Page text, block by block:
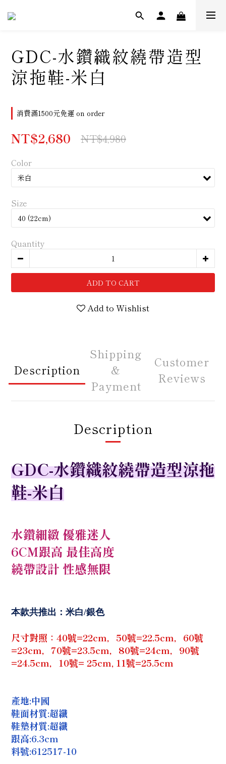
GDC-水鑽織紋繞帶造型
涼拖鞋-米白
消費滿1500元免運 on order
NT$2,680 NT$4,980
Color
Size
Quantity
ADD TO CART
Add to Wishlist
Description
Shipping
&
Payment
Customer
Reviews
Description
GDC-水鑽織紋繞帶造型涼拖
鞋-米白
水鑽細緻 優雅迷人
6CM跟高 最佳高度
繞帶設計 性感無限
本款共推出：米白/銀色
尺寸對照：40號=22cm，50號=22.5cm，60號
=23cm，70號=23.5cm，80號=24cm，90號
=24.5cm，10號= 25cm, 11號=25.5cm
產地:中國
鞋面材質:超纖
鞋墊材質:超纖
跟高:6.3cm
料號:612517-10